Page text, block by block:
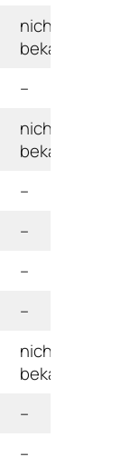
nicht
bekannt
–
nicht
bekannt
–
–
–
–
nicht
bekannt
–
–